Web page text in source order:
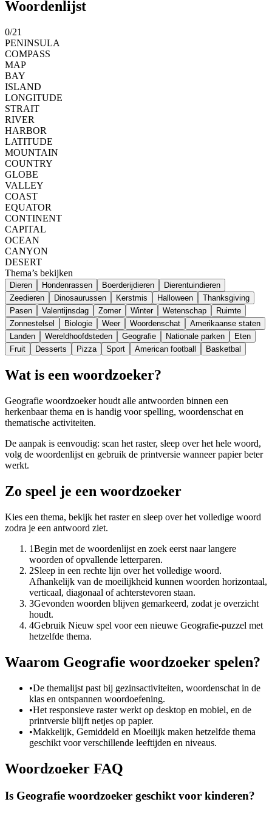
Woordenlijst
0/21
PENINSULA
COMPASS
MAP
BAY
ISLAND
LONGITUDE
STRAIT
RIVER
HARBOR
LATITUDE
MOUNTAIN
COUNTRY
GLOBE
VALLEY
COAST
EQUATOR
CONTINENT
CAPITAL
OCEAN
CANYON
DESERT
Thema’s bekijken
Dieren Hondenrassen Boerderijdieren
Dierentuindieren
Zeedieren
Dinosaurussen Kerstmis Halloween
Thanksgiving
Pasen
Valentijnsdag Zomer Winter Wetenschap
Ruimte
Zonnestelsel
Biologie Weer Woordenschat
Amerikaanse staten
Landen
Wereldhoofdsteden Geografie Nationale parken
Eten
Fruit
Desserts Pizza Sport American football Basketbal
Wat is een woordzoeker?
Geografie woordzoeker houdt alle antwoorden binnen een
herkenbaar thema en is handig voor spelling, woordenschat en
thematische activiteiten.
De aanpak is eenvoudig: scan het raster, sleep over het hele woord,
volg de woordenlijst en gebruik de printversie wanneer papier beter
werkt.
Zo speel je een woordzoeker
Kies een thema, bekijk het raster en sleep over het volledige woord
zodra je een antwoord ziet.
1Begin met de woordenlijst en zoek eerst naar langere
woorden of opvallende letterparen.
2Sleep in een rechte lijn over het volledige woord.
Afhankelijk van de moeilijkheid kunnen woorden horizontaal,
verticaal, diagonaal of achterstevoren staan.
3Gevonden woorden blijven gemarkeerd, zodat je overzicht
houdt.
4Gebruik Nieuw spel voor een nieuwe Geografie-puzzel met
hetzelfde thema.
Waarom Geografie woordzoeker spelen?
•De themalijst past bij gezinsactiviteiten, woordenschat in de
klas en ontspannen woordoefening.
•Het responsieve raster werkt op desktop en mobiel, en de
printversie blijft netjes op papier.
•Makkelijk, Gemiddeld en Moeilijk maken hetzelfde thema
geschikt voor verschillende leeftijden en niveaus.
Woordzoeker FAQ
Is Geografie woordzoeker geschikt voor kinderen?